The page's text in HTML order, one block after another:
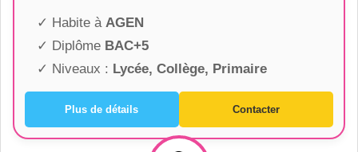
✓ Habite à AGEN
✓ Diplôme BAC+5
✓ Niveaux : Lycée, Collège, Primaire
Plus de détails Contacter